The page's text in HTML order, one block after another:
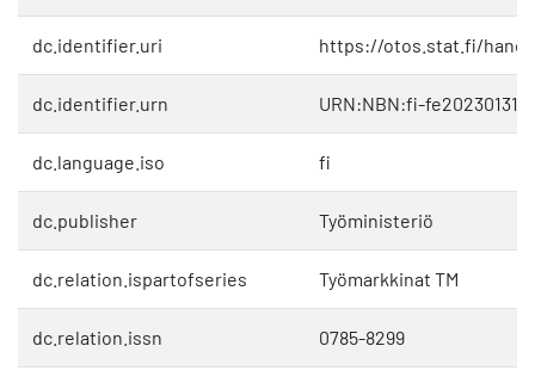
dc.identifier.uri https://otos.stat.fi/
dc.identifier.urn URN:NBN:fi-
dc.language.iso fi
dc.publisher Työministeriö
dc.relation.ispartofseries Työmarkkinat TM
dc.relation.issn 0785-8299